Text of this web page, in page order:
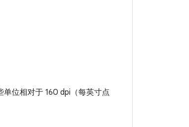
位相对于 160 dpi（每英寸点